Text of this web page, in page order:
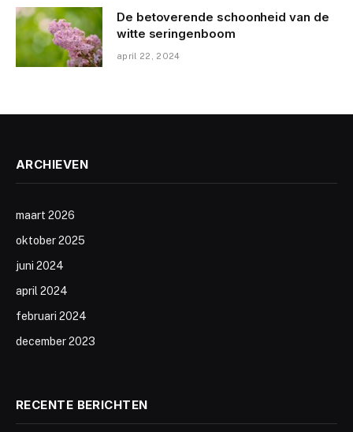
De betoverende schoonheid van de
witte seringenboom
april 22, 2024
ARCHIEVEN
maart 2026
oktober 2025
juni 2024
april 2024
februari 2024
december 2023
RECENTE BERICHTEN